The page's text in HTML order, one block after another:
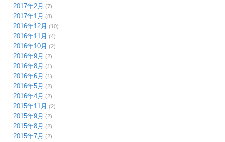
2017年2月 (7)
2017年1月 (8)
2016年12月 (10)
2016年11月 (4)
2016年10月 (2)
2016年9月 (2)
2016年8月 (1)
2016年6月 (1)
2016年5月 (2)
2016年4月 (2)
2015年11月 (2)
2015年9月 (2)
2015年8月 (2)
2015年7月 (2)